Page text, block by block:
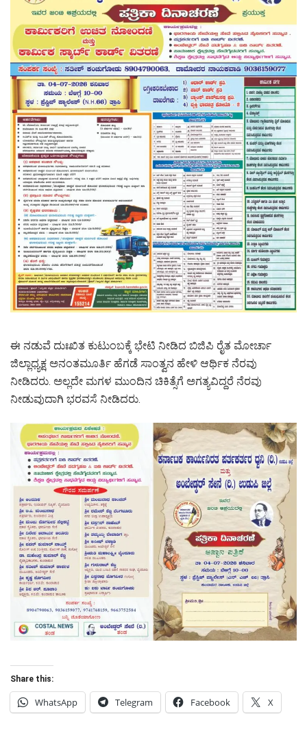
ಈ ನಡುವೆ ದುಃಖಿತ ಕುಟುಂಬಕ್ಕೆ ಭೇಟಿ ನೀಡಿದ ಬಿಜಿಪಿ ರೈತ ಮೋರ್ಚಾ
ಜಿಲ್ಲಾಧ್ಯಕ್ಷ ಅನಂತಮೂರ್ತಿ ಹೆಗಡೆ ಸಾಂತ್ವನ ಹೇಳಿ ಆರ್ಥಿಕ ನೆರವು
ನೀಡಿದರು. ಅಲ್ಲದೇ ಮಗಳ ಮುಂದಿನ ಚಿಕಿತ್ಸೆಗೆ ಅಗತ್ಯವಿದ್ದರೆ ನೆರವು
ನೀಡುವುದಾಗಿ ಭರವಸೆ ನೀಡಿದರು.
Share this:
WhatsApp Telegram Facebook X